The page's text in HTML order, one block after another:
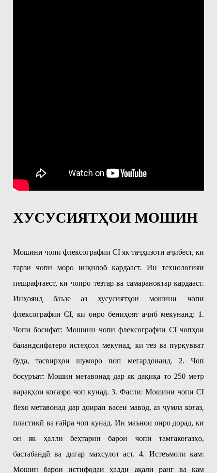
ХУСУСИЯТҲОИ МОШИН
Мошини чопи флексографии CI як таҷҳизоти аҷибест, ки
тарзи чопи моро инқилоб кардааст. Ин технологияи
пешрафтаест, ки чопро тезтар ва самараноктар кардааст.
Инҳоянд баъзе аз хусусиятҳои мошини чопи
флексографии CI, ки онро бениҳоят аҷиб мекунанд: 1.
Чопи босифат: Мошини чопи флексографии CI чопҳои
баландсифатеро истеҳсол мекунад, ки тез ва пурқувват
буда, тасвирҳои шуморо поп мегардонанд.
2. Чоп
босуръат: Мошин метавонад дар як дақиқа то 250 метр
варақҳои коғазро чоп кунад. 3. Фасли: Мошини чопи CI
flexo метавонад дар доираи васеи мавод, аз ҷумла коғаз,
пластикӣ ва ғайра чоп кунад. Ин маънои онро дорад, ки
он як ҳалли беҳтарин барои чопи тамғакоғазҳо,
бастабандӣ ва дигар маҳсулот аст. 4. Истеъмоли кам:
Мошин барои истифодаи ҳадди ақали ранг ва кам